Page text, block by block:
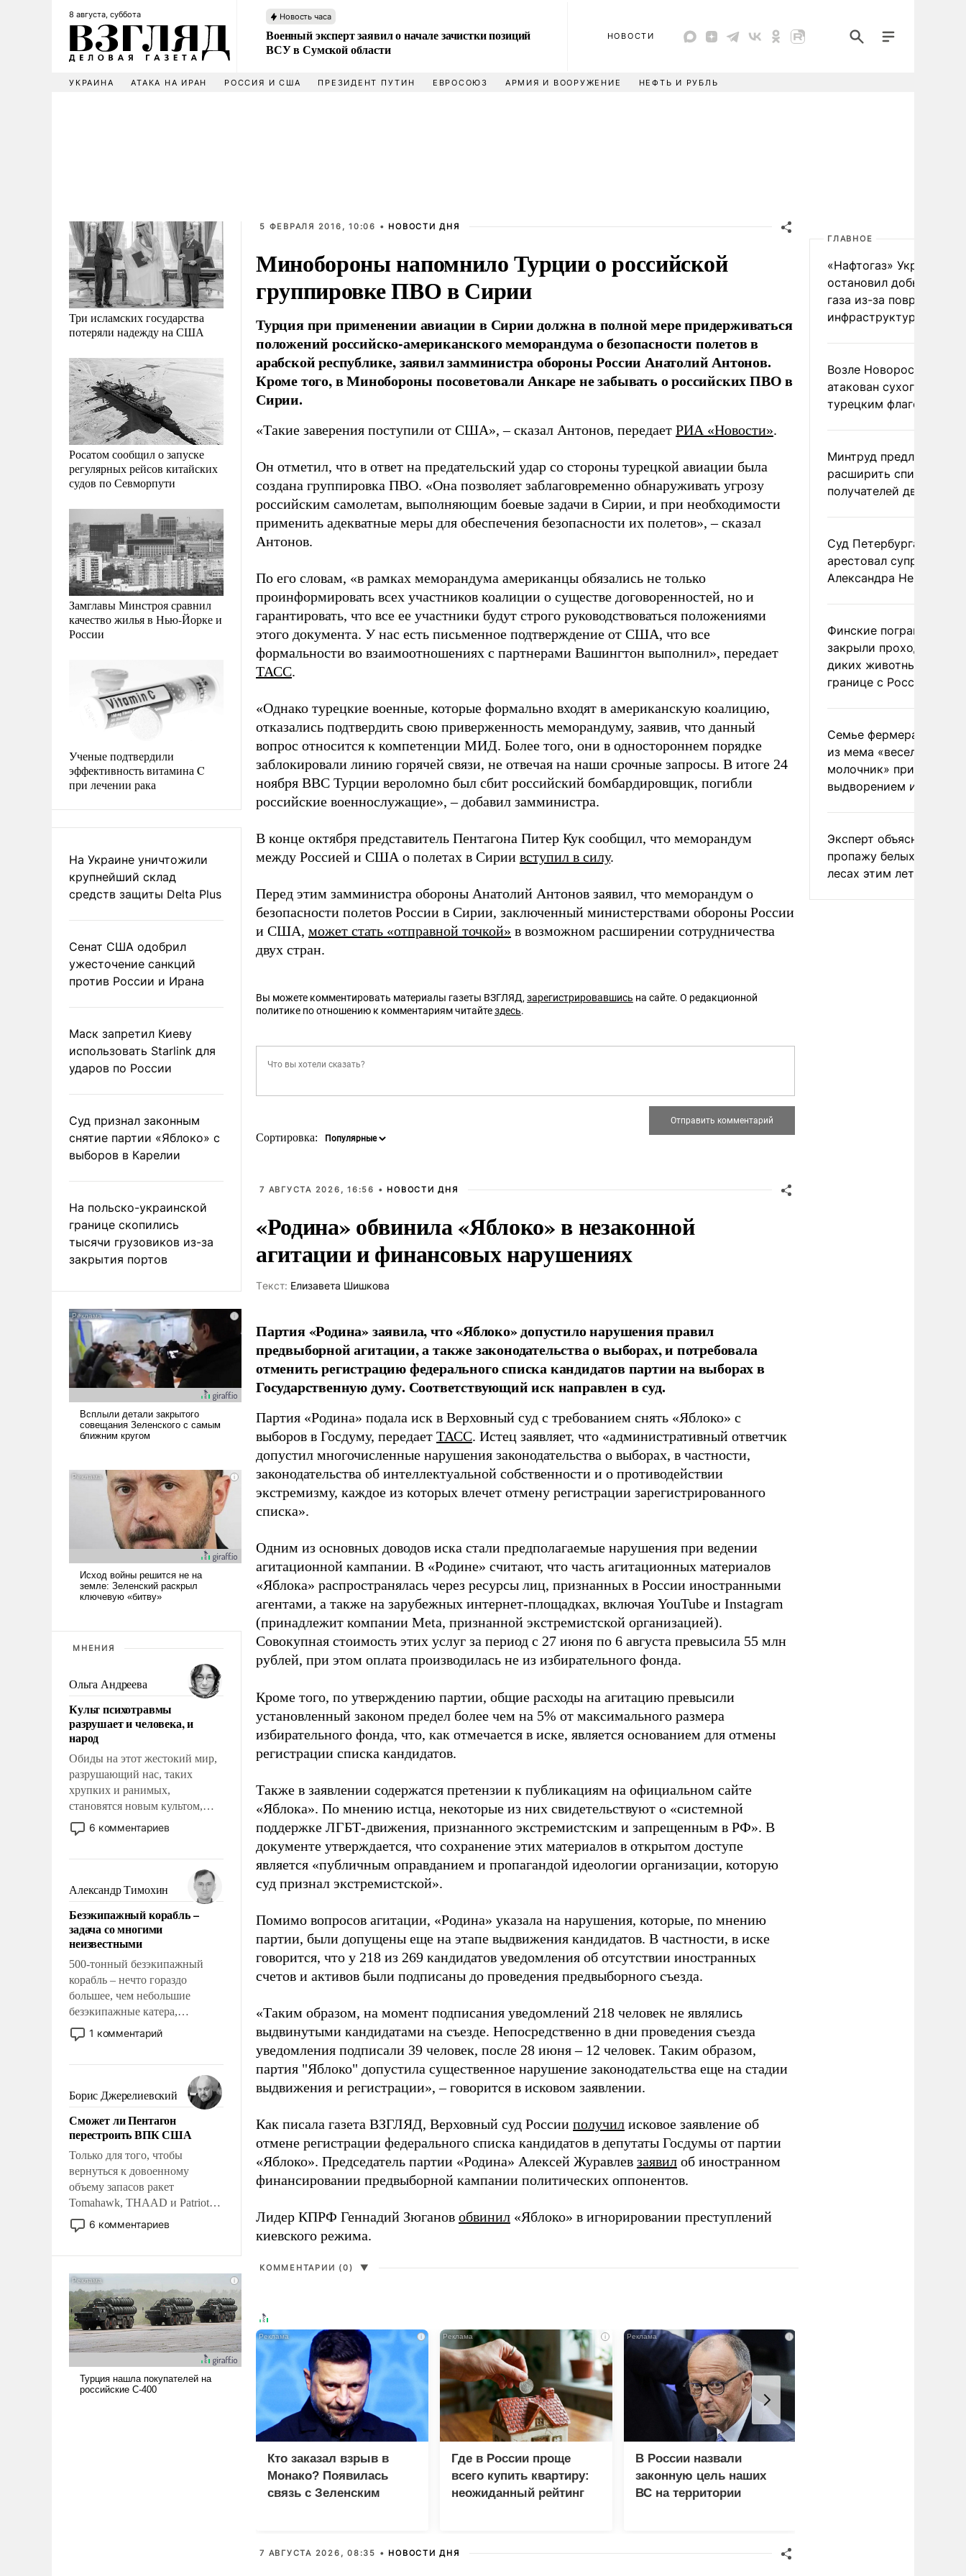
8 августа, суббота Новость часа
Военный эксперт заявил о начале зачистки позиций
ВСУ в Сумской области
НОВОСТИ
УКРАИНА АТАКА НА ИРАН РОССИЯ И США ПРЕЗИДЕНТ ПУТИН ЕВРОСОЮЗ АРМИЯ И ВООРУЖЕНИЕ НЕФТЬ И РУБЛЬ
Три исламских государства
потеряли надежду на США
Росатом сообщил о запуске
регулярных рейсов китайских
судов по Севморпути
Замглавы Минстроя сравнил
качество жилья в Нью-Йорке и
России
Ученые подтвердили
эффективность витамина C
при лечении рака
На Украине уничтожили
крупнейший склад
средств защиты Delta Plus
Сенат США одобрил
ужесточение санкций
против России и Ирана
Маск запретил Киеву
использовать Starlink для
ударов по России
Суд признал законным
снятие партии «Яблоко» с
выборов в Карелии
На польско-украинской
границе скопились
тысячи грузовиков из-за
закрытия портов
МНЕНИЯ
Ольга Андреева
Культ психотравмы
разрушает и человека, и
народ
Обиды на этот жестокий мир,
разрушающий нас, таких
хрупких и ранимых,
становятся новым культом,
постепенно вытесняя и
отменяя традиционное
мужественным и твердым под
ударами судьбы, брать на себя
ответственность, помогать
слабым, идти вперед и
адаптироваться.
6 комментариев
Александр Тимохин
Безэкипажный корабль –
задача со многими
неизвестными
500-тонный безэкипажный
корабль – нечто гораздо
большее, чем небольшие
безэкипажные катера,
применение которых уже
стало обыденностью. Задача по
сложна и амбициозна. Однако
и ее реализация радикально
поднимет наши боевые
возможности.
1 комментарий
Борис Джерелиевский
Сможет ли Пентагон
перестроить ВПК США
Только для того, чтобы
вернуться к довоенному
объему запасов ракет
Tomahawk, THAAD и Patriot
США потребуется более трех
лет. Даже небольшая война с
Сложившаяся ситуация
означает многолетний период
уязвимости США, например,
перед Китаем.
6 комментариев
5 ФЕВРАЛЯ 2016, 10:06 • НОВОСТИ ДНЯ
Минобороны напомнило Турции о российской
группировке ПВО в Сирии
Турция при применении авиации в Сирии должна в полной мере придерживаться
положений российско-американского меморандума о безопасности полетов в
арабской республике, заявил замминистра обороны России Анатолий Антонов.
Кроме того, в Минобороны посоветовали Анкаре не забывать о российских ПВО в
Сирии.
«Такие заверения поступили от США», – сказал Антонов, передает РИА «Новости».
Он отметил, что в ответ на предательский удар со стороны турецкой авиации была
создана группировка ПВО. «Она позволяет заблаговременно обнаруживать угрозу
российским самолетам, выполняющим боевые задачи в Сирии, и при необходимости
применить адекватные меры для обеспечения безопасности их полетов», – сказал
Антонов.
По его словам, «в рамках меморандума американцы обязались не только
проинформировать всех участников коалиции о существе договоренностей, но и
гарантировать, что все ее участники будут строго руководствоваться положениями
этого документа. У нас есть письменное подтверждение от США, что все
формальности во взаимоотношениях с партнерами Вашингтон выполнил», передает
ТАСС.
«Однако турецкие военные, которые формально входят в американскую коалицию,
отказались подтвердить свою приверженность меморандуму, заявив, что данный
вопрос относится к компетенции МИД. Более того, они в одностороннем порядке
заблокировали линию горячей связи, не отвечая на наши срочные запросы. В итоге 24
ноября ВВС Турции вероломно был сбит российский бомбардировщик, погибли
российские военнослужащие», – добавил замминистра.
В конце октября представитель Пентагона Питер Кук сообщил, что меморандум
между Россией и США о полетах в Сирии вступил в силу.
Перед этим замминистра обороны Анатолий Антонов заявил, что меморандум о
безопасности полетов России в Сирии, заключенный министерствами обороны России
и США, может стать «отправной точкой» в возможном расширении сотрудничества
двух стран.
Вы можете комментировать материалы газеты ВЗГЛЯД, зарегистрировавшись на сайте. О редакционной
политике по отношению к комментариям читайтездесь.
Сортировка:
7 АВГУСТА 2026, 16:56 • НОВОСТИ ДНЯ
«Родина» обвинила «Яблоко» в незаконной
агитации и финансовых нарушениях
Tекст: Елизавета Шишкова
Партия «Родина» заявила, что «Яблоко» допустило нарушения правил
предвыборной агитации, а также законодательства о выборах, и потребовала
отменить регистрацию федерального списка кандидатов партии на выборах в
Государственную думу. Соответствующий иск направлен в суд.
Партия «Родина» подала иск в Верховный суд с требованием снять «Яблоко» с
выборов в Госдуму, передает ТАСС. Истец заявляет, что «административный ответчик
допустил многочисленные нарушения законодательства о выборах, в частности,
законодательства об интеллектуальной собственности и о противодействии
экстремизму, каждое из которых влечет отмену регистрации зарегистрированного
списка».
Одним из основных доводов иска стали предполагаемые нарушения при ведении
агитационной кампании. В «Родине» считают, что часть агитационных материалов
«Яблока» распространялась через ресурсы лиц, признанных в России иностранными
агентами, а также на зарубежных интернет-площадках, включая YouTube и Instagram
(принадлежит компании Meta, признанной экстремистской организацией).
Совокупная стоимость этих услуг за период с 27 июня по 6 августа превысила 55 млн
рублей, при этом оплата производилась не из избирательного фонда.
Кроме того, по утверждению партии, общие расходы на агитацию превысили
установленный законом предел более чем на 5% от максимального размера
избирательного фонда, что, как отмечается в иске, является основанием для отмены
регистрации списка кандидатов.
Также в заявлении содержатся претензии к публикациям на официальном сайте
«Яблока». По мнению истца, некоторые из них свидетельствуют о «системной
поддержке ЛГБТ-движения, признанного экстремистским и запрещенным в РФ». В
документе утверждается, что сохранение этих материалов в открытом доступе
является «публичным оправданием и пропагандой идеологии организации, которую
суд признал экстремистской».
Помимо вопросов агитации, «Родина» указала на нарушения, которые, по мнению
партии, были допущены еще на этапе выдвижения кандидатов. В частности, в иске
говорится, что у 218 из 269 кандидатов уведомления об отсутствии иностранных
счетов и активов были подписаны до проведения предвыборного съезда.
«Таким образом, на момент подписания уведомлений 218 человек не являлись
выдвинутыми кандидатами на съезде. Непосредственно в дни проведения съезда
уведомления подписали 39 человек, после 28 июня – 12 человек. Таким образом,
партия "Яблоко" допустила существенное нарушение законодательства еще на стадии
выдвижения и регистрации», – говорится в исковом заявлении.
Как писала газета ВЗГЛЯД, Верховный суд России получил исковое заявление об
отмене регистрации федерального списка кандидатов в депутаты Госдумы от партии
«Яблоко». Председатель партии «Родина» Алексей Журавлев заявил об иностранном
финансировании предвыборной кампании политических оппонентов.
Лидер КПРФ Геннадий Зюганов обвинил «Яблоко» в игнорировании преступлений
киевского режима.
КОММЕНТАРИИ (0) ▼
i
Кто заказал взрыв в
Монако? Появилась
связь с Зеленским
i
Где в России проще
всего купить квартиру:
неожиданный рейтинг
i
В России назвали
законную цель наших
ВС на территории
7 АВГУСТА 2026, 08:35 • НОВОСТИ ДНЯ
ГЛАВНОЕ
«Нафтогаз» Украины
остановил добычу
газа из-за повреждения
инфраструктуры
Возле Новороссийска
атакован сухогруз под
турецким флагом
Минтруд предложил
расширить список
получателей двух
Суд Петербурга заочно
арестовал супругу
Александра Невзорова
Финские пограничники
закрыли проходы для
диких животных на
границе с Россией
Семье фермера
из мема «веселый
молочник» пригрозили
выдворением из
Эксперт объяснил
пропажу белых грибов
лесах этим летом